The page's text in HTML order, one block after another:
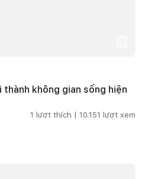
không gian sống hiện
1 lượt thích | 10.151 lượt xem